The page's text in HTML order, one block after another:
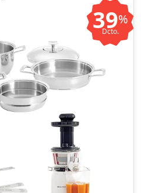
39%
Dcto.